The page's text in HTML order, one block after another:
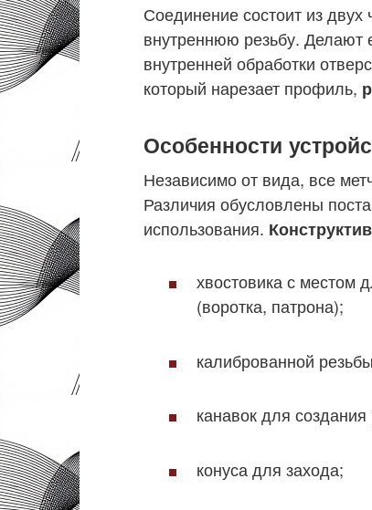
Соединение состоит из
внутреннюю резьбу.
внутренней обработки
который нарезает профиль,
Особенности
Независимо от вида, все
Различия обусловлены
использования.
хвостовика с местом
(воротка, патрона);
калиброванной
канавок для
конуса для захода;